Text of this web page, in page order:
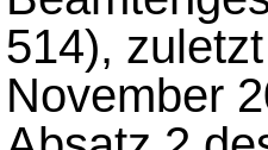
514),
November